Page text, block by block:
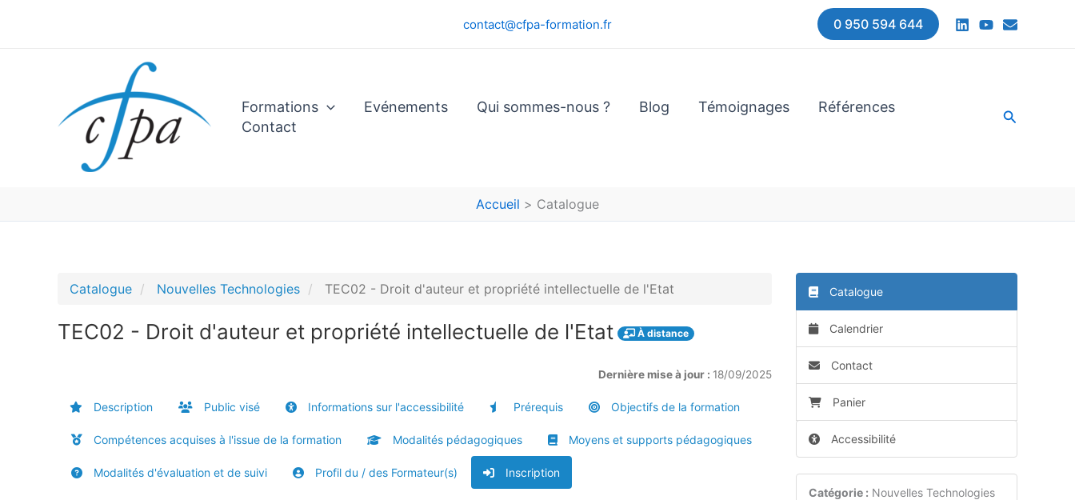
contact@cfpa-formation.fr 0 950 594 644
Formations Evénements Qui sommes-nous ? Blog Témoignages
Références
Contact
Accueil Catalogue
Catalogue Nouvelles Technologies TEC02 - Droit d'auteur et propriété intellectuelle de l'Etat
TEC02 - Droit d'auteur et propriété intellectuelle de l'Etat À distance
Dernière mise à jour : 18/09/2025
Description Public visé Informations sur l'accessibilité Prérequis Objectifs de la formation
Compétences acquises à l'issue de la formation Modalités pédagogiques Moyens et supports pédagogiques
Modalités d'évaluation et de suivi Profil du / des Formateur(s) Inscription
Catalogue
Calendrier
Contact
Panier
Accessibilité
Catégorie : Nouvelles Technologies